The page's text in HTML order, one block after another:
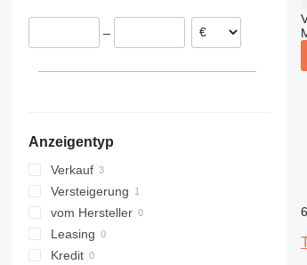
–
Anzeigentyp
Verkauf
Versteigerung
vom Hersteller
Leasing
Kredit
6